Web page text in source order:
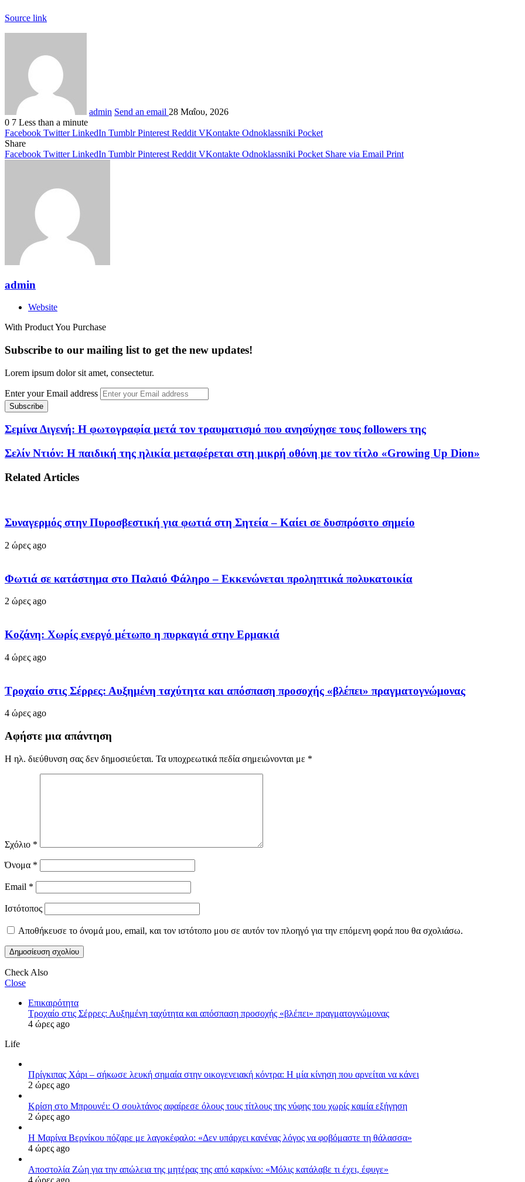
Source link
admin Send an email 28 Μαΐου, 2026
0 7 Less than a minute
Facebook Twitter LinkedIn Tumblr Pinterest Reddit VKontakte Odnoklassniki Pocket
Share
Facebook Twitter LinkedIn Tumblr Pinterest Reddit VKontakte Odnoklassniki Pocket Share via Email Print
admin
Website
With Product You Purchase
Subscribe to our mailing list to get the new updates!
Lorem ipsum dolor sit amet, consectetur.
Enter your Email address
Σεμίνα Διγενή: Η φωτογραφία μετά τον τραυματισμό που ανησύχησε τους followers της
Σελίν Ντιόν: Η παιδική της ηλικία μεταφέρεται στη μικρή οθόνη με τον τίτλο «Growing Up Dion»
Related Articles
Συναγερμός στην Πυροσβεστική για φωτιά στη Σητεία – Καίει σε δυσπρόσιτο σημείο
2 ώρες ago
Φωτιά σε κατάστημα στο Παλαιό Φάληρο – Εκκενώνεται προληπτικά πολυκατοικία
2 ώρες ago
Κοζάνη: Χωρίς ενεργό μέτωπο η πυρκαγιά στην Ερμακιά
4 ώρες ago
Τροχαίο στις Σέρρες: Αυξημένη ταχύτητα και απόσπαση προσοχής «βλέπει» πραγματογνώμονας
4 ώρες ago
Αφήστε μια απάντηση
Η ηλ. διεύθυνση σας δεν δημοσιεύεται. Τα υποχρεωτικά πεδία σημειώνονται με *
Σχόλιο *
Όνομα *
Email *
Ιστότοπος
Αποθήκευσε το όνομά μου, email, και τον ιστότοπο μου σε αυτόν τον πλοηγό για την επόμενη φορά που θα σχολιάσω.
Check Also
Close
Επικαιρότητα
Τροχαίο στις Σέρρες: Αυξημένη ταχύτητα και απόσπαση προσοχής «βλέπει» πραγματογνώμονας
4 ώρες ago
Life
Πρίγκιπας Χάρι – σήκωσε λευκή σημαία στην οικογενειακή κόντρα: Η μία κίνηση που αρνείται να κάνει
2 ώρες ago
Κρίση στο Μπρουνέι: Ο σουλτάνος αφαίρεσε όλους τους τίτλους της νύφης του χωρίς καμία εξήγηση
2 ώρες ago
Η Μαρίνα Βερνίκου πόζαρε με λαγοκέφαλο: «Δεν υπάρχει κανένας λόγος να φοβόμαστε τη θάλασσα»
4 ώρες ago
Αποστολία Ζώη για την απώλεια της μητέρας της από καρκίνο: «Μόλις κατάλαβε τι έχει, έφυγε»
4 ώρες ago